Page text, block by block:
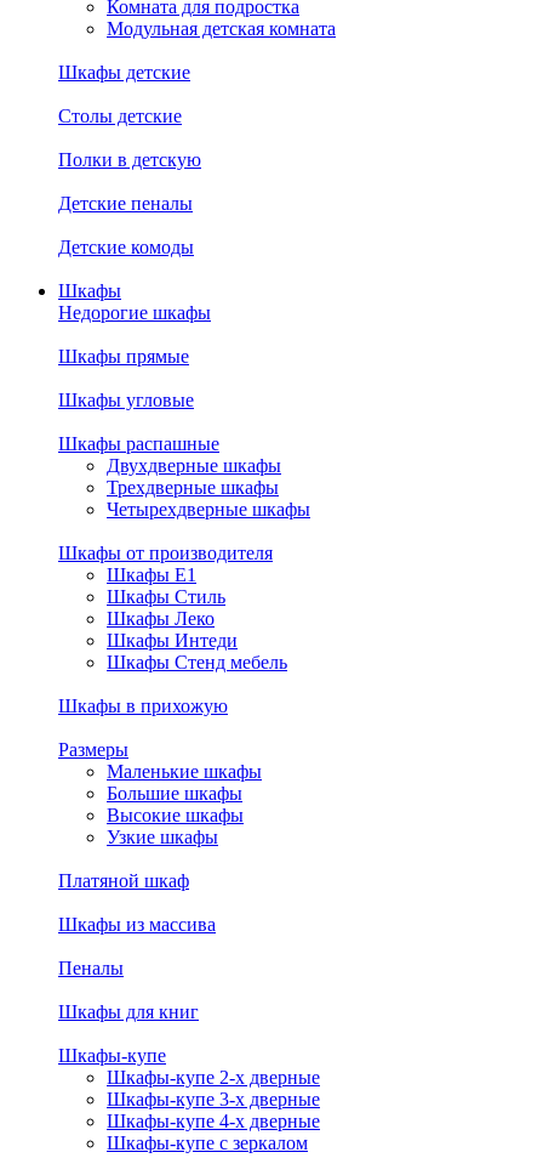
Комната для подростка
Модульная детская комната
Шкафы детские
Столы детские
Полки в детскую
Детские пеналы
Детские комоды
Шкафы
Недорогие шкафы
Шкафы прямые
Шкафы угловые
Шкафы распашные
Двухдверные шкафы
Трехдверные шкафы
Четырехдверные шкафы
Шкафы от производителя
Шкафы E1
Шкафы Стиль
Шкафы Леко
Шкафы Интеди
Шкафы Стенд мебель
Шкафы в прихожую
Размеры
Маленькие шкафы
Большие шкафы
Высокие шкафы
Узкие шкафы
Платяной шкаф
Шкафы из массива
Пеналы
Шкафы для книг
Шкафы-купе
Шкафы-купе 2-х дверные
Шкафы-купе 3-х дверные
Шкафы-купе 4-х дверные
Шкафы-купе с зеркалом